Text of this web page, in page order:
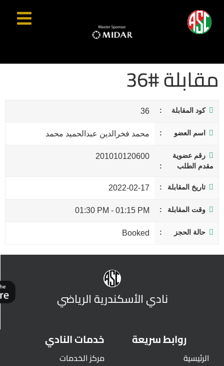
مقابلة #36
كود المقابلة 36
اسم العضو محمد فخرالدين عبدالحميد محمد
رقم عضوية
مقدم الطلب
201010120600
تاريخ المقابلة 2022-02-17
وقت المقابلة 01:15 PM
-
01:30 PM
حالة الحجز Booked
نادي الأسكندرية الرياضي
روابط سريعة
الرئيسية
خدمات النادي
مركز الخدمات